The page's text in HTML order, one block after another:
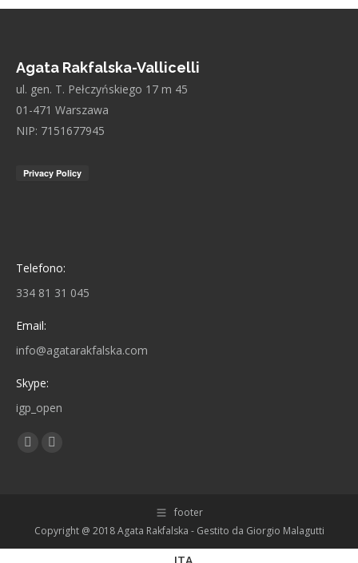
Agata Rakfalska-Vallicelli
ul. gen. T. Pełczyńskiego 17 m 45
01-471 Warszawa
NIP: 7151677945
Telefono:
334 81 31 045
Email:
info@agatarakfalska.com
Skype:
igp_open
Find us on:
Facebook
new
Linkedin
new
footer
Copyright @ 2018 Agata Rakfalska - Gestito da Giorgio Malagutti